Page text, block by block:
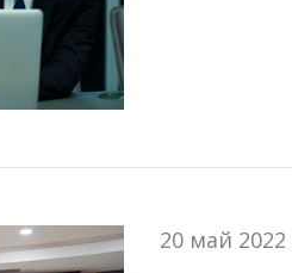
20 май 2022